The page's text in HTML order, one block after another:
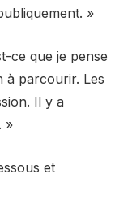
»
ce que je pense
à parcourir. Les
Il y a
»
et